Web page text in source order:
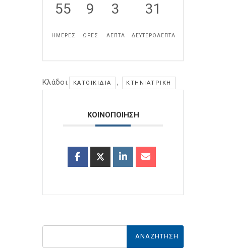
55
ΗΜΕΡΕΣ
9
ΩΡΕΣ
3
ΛΕΠΤΑ
31
ΔΕΥΤΕΡΟΛΕΠΤΑ
Κλάδοι ΚΑΤΟΙΚΊΔΙΑ , ΚΤΗΝΙΑΤΡΙΚΉ
ΚΟΙΝΟΠΟΙΗΣΗ